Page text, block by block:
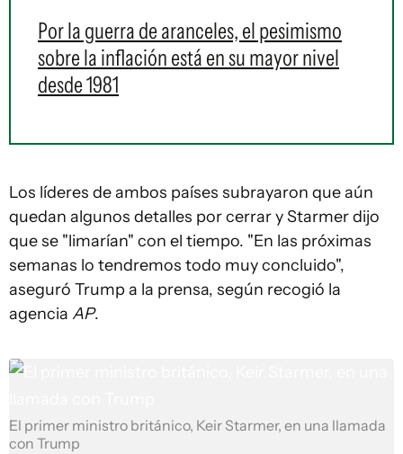
Por la guerra de aranceles, el pesimismo
sobre la inflación está en su mayor nivel
desde 1981
Los líderes de ambos países subrayaron que aún
quedan algunos detalles por cerrar y Starmer dijo
que se "limarían" con el tiempo. "En las próximas
semanas lo tendremos todo muy concluido",
aseguró Trump a la prensa, según recogió la
agencia AP.
El primer ministro británico, Keir Starmer, en una llamada
con Trump